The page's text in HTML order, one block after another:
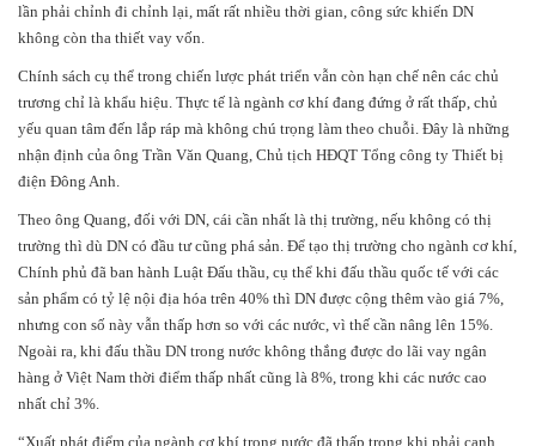
lần phải chỉnh đi chỉnh lại, mất rất nhiều thời gian, công sức khiến DN
không còn tha thiết vay vốn.
Chính sách cụ thể trong chiến lược phát triển vẫn còn hạn chế nên các chủ
trương chỉ là khẩu hiệu. Thực tế là ngành cơ khí đang đứng ở rất thấp, chủ
yếu quan tâm đến lắp ráp mà không chú trọng làm theo chuỗi. Đây là những
nhận định của ông Trần Văn Quang, Chủ tịch HĐQT Tổng công ty Thiết bị
điện Đông Anh.
Theo ông Quang, đối với DN, cái cần nhất là thị trường, nếu không có thị
trường thì dù DN có đầu tư cũng phá sản. Để tạo thị trường cho ngành cơ khí,
Chính phủ đã ban hành Luật Đấu thầu, cụ thể khi đấu thầu quốc tế với các
sản phẩm có tỷ lệ nội địa hóa trên 40% thì DN được cộng thêm vào giá 7%,
nhưng con số này vẫn thấp hơn so với các nước, vì thế cần nâng lên 15%.
Ngoài ra, khi đấu thầu DN trong nước không thắng được do lãi vay ngân
hàng ở Việt Nam thời điểm thấp nhất cũng là 8%, trong khi các nước cao
nhất chỉ 3%.
“Xuất phát điểm của ngành cơ khí trong nước đã thấp trong khi phải cạnh